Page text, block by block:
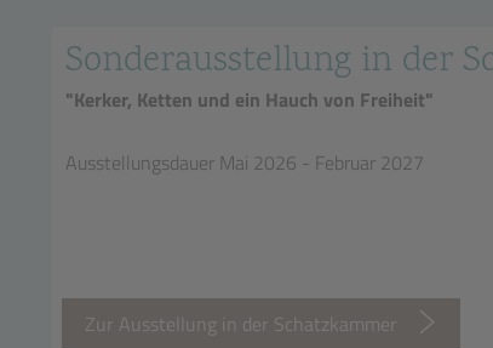
Sonderausstellung in der
"Kerker, Ketten und ein Hauch von Freiheit"
Ausstellungsdauer Mai 2026 - Februar 2027
Zur Ausstellung in der Schatzkammer